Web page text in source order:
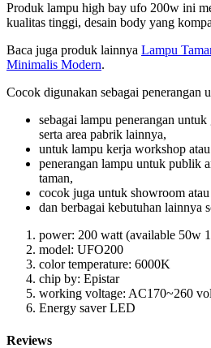
Produk lampu high bay ufo 200w ini
kualitas tinggi, desain body yang
Baca juga produk lainnya Lampu
Minimalis Modern.
Cocok digunakan sebagai penerangan
sebagai lampu penerangan
serta area pabrik lainnya,
untuk lampu kerja workshop
penerangan lampu untuk publik
taman,
cocok juga untuk showroom
dan berbagai kebutuhan lainnya
power: 200 watt (available 50w
model: UFO200
color temperature: 6000K
chip by: Epistar
working voltage: AC170~260
Energy saver LED
Reviews